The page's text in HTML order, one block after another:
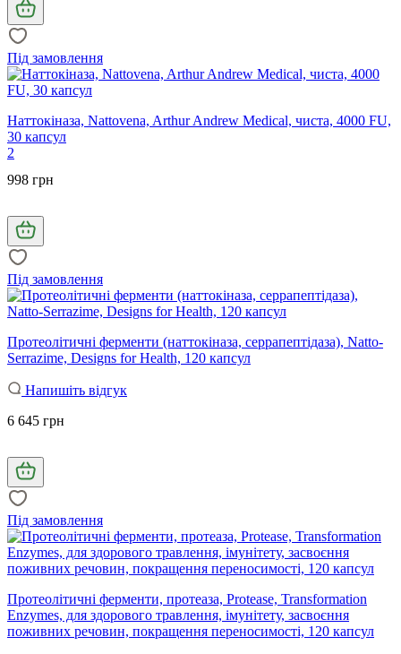
Під замовлення
Наттокіназа, Nattovena, Arthur Andrew Medical, чиста, 4000 FU,
30 капсул
2
998 грн
Під замовлення
Протеолітичні ферменти (наттокіназа, серрапептідаза), Natto-
Serrazime, Designs for Health, 120 капсул
Напишіть відгук
6 645 грн
Під замовлення
Протеолітичні ферменти, протеаза, Protease, Transformation
Enzymes, для здорового травлення, імунітету, засвоєння
поживних речовин, покращення переносимості, 120 капсул